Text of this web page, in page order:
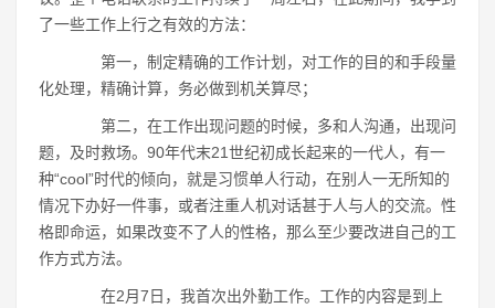
了一些工作上行之有效的方法：
第一，制定精确的工作计划，对工作的目的和手段量
化处理，精确计算，务必做到机关算尽；
第二，在工作出现问题的时候，多和人沟通，出现问
题，及时救场。90年代末21世纪初成长起来的一代人，有一
种“cool”时代的倾向，就是习惯单人行动，在别人一无所知的
情况下办好一件事，或者注重人机对话甚于人与人的交流。性
格即命运，如果改变不了人的性格，那么至少要改进自己的工
作方式方法。
在2月7日，我首次出外勤工作。工作的内容是到上